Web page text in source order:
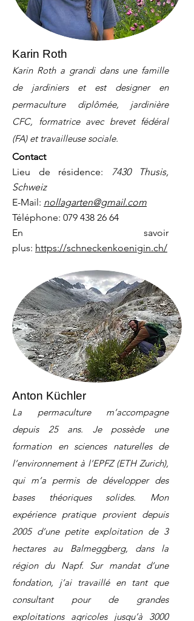
Karin Roth
Karin Roth a grandi dans une famille
de jardiniers et est designer en
permaculture diplômée, jardinière
CFC, formatrice avec brevet fédéral
(FA) et travailleuse sociale.
Contact
Lieu de résidence: 7430 Thusis,
Schweiz
E-Mail: nollagarten@gmail.com
Téléphone: 079 438 26 64
En savoir
plus: https://schneckenkoenigin.ch/
Anton Küchler
La permaculture m’accompagne
depuis 25 ans. Je possède une
formation en sciences naturelles de
l’environnement à l’EPFZ (ETH Zurich),
qui m’a permis de développer des
bases théoriques solides. Mon
expérience pratique provient depuis
2005 d’une petite exploitation de 3
hectares au Balmeggberg, dans la
région du Napf. Sur mandat d’une
fondation, j’ai travaillé en tant que
consultant pour de grandes
exploitations agricoles jusqu’à 3000